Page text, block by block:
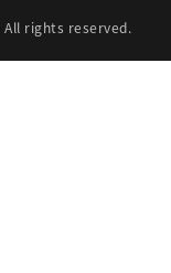
All rights reserved.